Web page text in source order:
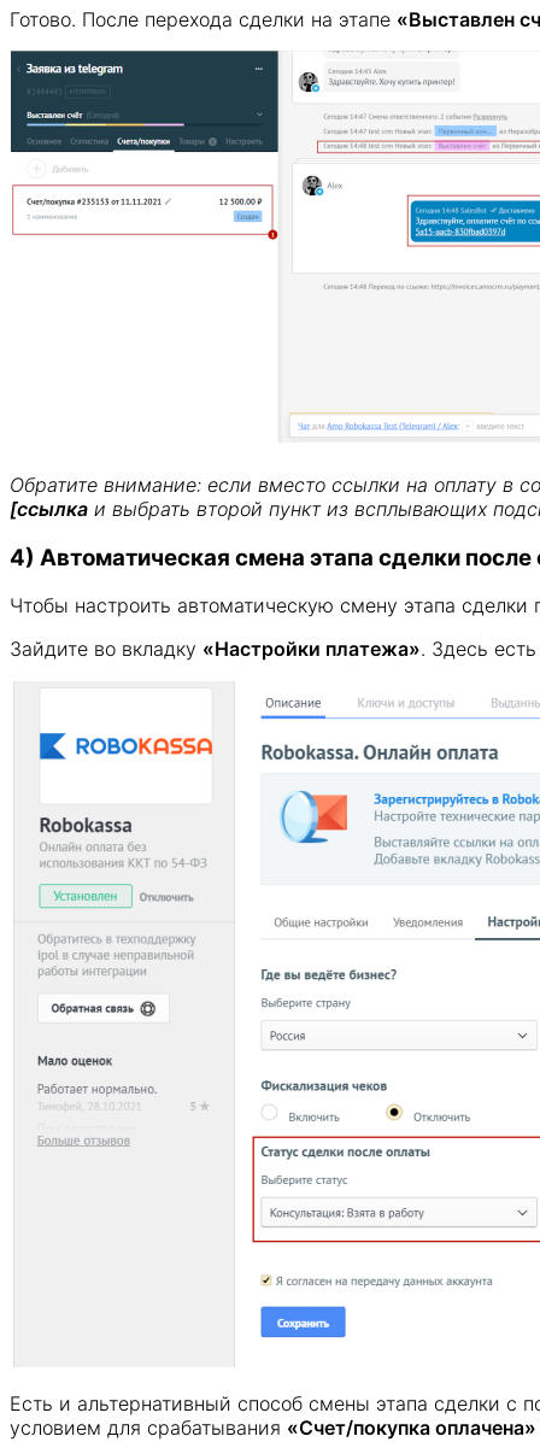
Готово. После перехода сделки на этапе «Выставлен
Обратите внимание: если вместо ссылки на оплату в
[ссылка и выбрать второй пункт из всплывающих
4) Автоматическая смена этапа сделки после
Чтобы настроить автоматическую смену этапа
Зайдите во вкладку «Настройки платежа». Здесь
Есть и альтернативный способ смены этапа сделки с
условием для срабатывания «Счет/покупка оплачена»